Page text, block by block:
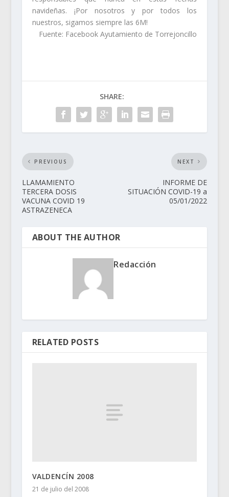
navideñas. ¡Por nosotros y por todos los
nuestros, sigamos siempre las 6M!
Fuente: Facebook Ayutamiento de Torrejoncillo
SHARE:
PREVIOUS
LLAMAMIENTO
TERCERA DOSIS
VACUNA COVID 19
ASTRAZENECA
NEXT
INFORME DE
SITUACIÓN COVID-19 a
05/01/2022
ABOUT THE AUTHOR
Redacción
RELATED POSTS
VALDENCÍN 2008
21 de julio del 2008